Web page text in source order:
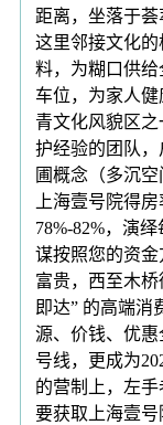
距离，坐落于荟
这里邻接文化
料，为糊口供
车位，为家人
青文化风貌区
护经验的团队
圃概念（多沉
上海壹号院得
78%-82%，演
谋按照您的资
富贵，西至木
即达” 的高端消
源、价钱、优
号线，更成为
的营制上，左
要获取上海壹